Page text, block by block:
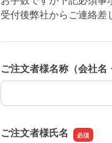
受付後弊社からご連絡差
ご注文者様名称（会社名
ご注文者様名称（会社名
ご注文者様氏名